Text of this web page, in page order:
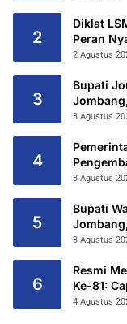
2
Diklat
Peran
2 Agustus
3
Bupati
Baru
3 Agustus
4
Kurang
3 Agustus
5
Bupati
2026/
3 Agustus
6
Resmi
Ke-81:
Garuda
4 Agustus